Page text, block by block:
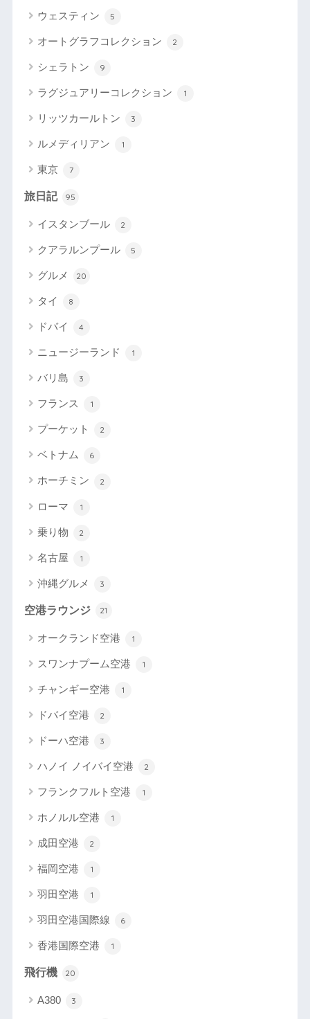
ウェスティン 5
オートグラフコレクション 2
シェラトン 9
ラグジュアリーコレクション 1
リッツカールトン 3
ルメディリアン 1
東京 7
旅日記 95
イスタンブール 2
クアラルンプール 5
グルメ 20
タイ 8
ドバイ 4
ニュージーランド 1
バリ島 3
フランス 1
プーケット 2
ベトナム 6
ホーチミン 2
ローマ 1
乗り物 2
名古屋 1
沖縄グルメ 3
空港ラウンジ 21
オークランド空港 1
スワンナプーム空港 1
チャンギー空港 1
ドバイ空港 2
ドーハ空港 3
ハノイ ノイバイ空港 2
フランクフルト空港 1
ホノルル空港 1
成田空港 2
福岡空港 1
羽田空港 1
羽田空港国際線 6
香港国際空港 1
飛行機 20
A380 3